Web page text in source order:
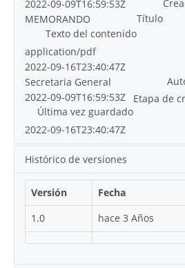
2022-09-09T16:59:53Z
Título
MEMORANDO
Texto del contenido
application/pdf
2022-09-16T23:40:47Z
Secretaria General
Etapa de
2022-09-09T16:59:53Z
Última vez guardado
2022-09-16T23:40:47Z
Histórico de versiones
Versión Fecha
1.0
hace 3 Años